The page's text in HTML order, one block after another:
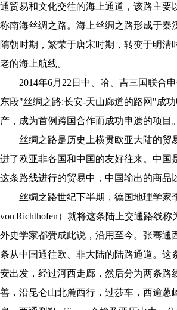
通贸易和文化交往的海上通道，该路主要
称南海丝绸之路。海上丝绸之路形成于秦
隋朝时期，繁荣于唐宋时期，转变于明清
老的海上航线。
2014年6月22日中、哈、吉三国联合
东段"丝绸之路:长安-天山廊道的路网"成
产，成为首例跨国合作而成功申遗的项目。
丝绸之路是历史上横贯欧亚大陆的贸
进了欧亚非各国和中国的友好往来。中国
这条路线进行的贸易中，中国输出的商品
丝绸之路世纪下半期，德国地理学家
von Richthofen）就将这条陆上交通路线称
外史学家都赞成此说，沿用至今。张骞通
条从中国通往欧、非大陆的陆路通道。这
安出发，经过河西走廊，然后分为两条路
善，沿昆仑山北麓西行，过莎车，西逾葱